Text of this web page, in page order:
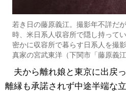
若き日の藤原義江。撮影年不詳だ
時、米日系人収容所で隠し持って
密かに収容所で暮らす日系人を撮
真家の宮武東洋（下関市「藤原義
夫から離れ娘と東京に出戻っ
離縁も承諾されず中途半端な